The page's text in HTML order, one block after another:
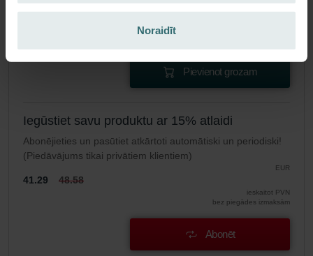
Noraidīt
EUR
Pievienot grozam
Iegūstiet savu produktu ar 15% atlaidi
Abonējieties un pasūtiet atkārtoti automātiski un periodiski!
(Piedāvājums tikai privātiem klientiem)
EUR
41.29 48.58
ieskaitot PVN
bez piegādes izmaksām
Abonēt